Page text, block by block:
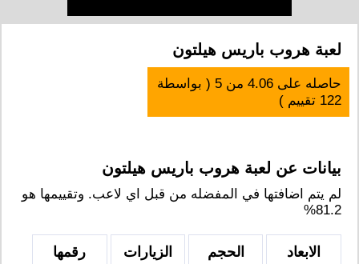
لعبة هروب باريس هيلتون
حاصله على4.06 من5 ( بواسطة
122 تقييم )
بيانات عن لعبة هروب باريس هيلتون
لم يتم اضافتها في المفضله من قبل اي لاعب. وتقييمها هو
81.2%
الابعاد
الحجم
الزيارات
رقمها